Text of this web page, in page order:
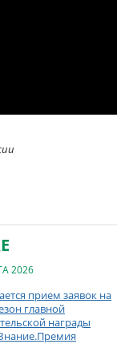
2026
прием заявок на
главной
награды